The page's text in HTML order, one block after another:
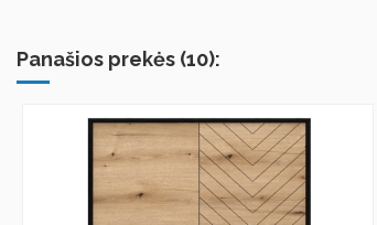
Panašios prekės (10):